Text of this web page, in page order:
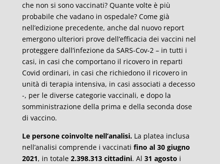
che non si sono vaccinati? Quante volte è più
probabile che vadano in ospedale? Come già
nell’edizione precedente, anche dal nuovo report
emergono ulteriori prove dell’efficacia dei vaccini nel
proteggere dall’infezione da SARS-Cov-2 – in tutti i
casi, in casi che comportano il ricovero in reparti
Covid ordinari, in casi che richiedono il ricovero in
unità di terapia intensiva, in casi associati a decesso
-, per le diverse categorie vaccinali, e dopo la
somministrazione della prima e della seconda dose
di vaccino.
Le persone coinvolte nell’analisi. La platea inclusa
nell’analisi comprende i vaccinati fino al 30 giugno
2021, in totale 2.398.313 cittadini. Al 31 agosto i